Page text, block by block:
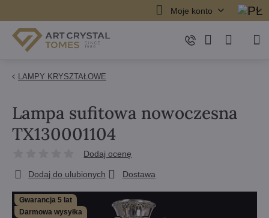
Moje konto
LAMPY KRYSZTAŁOWE
Gwarancja 5 lat
Darmowa wysyłka
Lampa sufitowa nowoczesna
TX130001104
Dodaj ocenę
Dodaj do ulubionych Dostawa